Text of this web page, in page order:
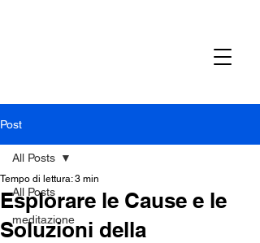
Post
All Posts
meditazione
All Posts
Esplorare le Cause e le
Soluzioni della
Tempo di lettura: 3 min